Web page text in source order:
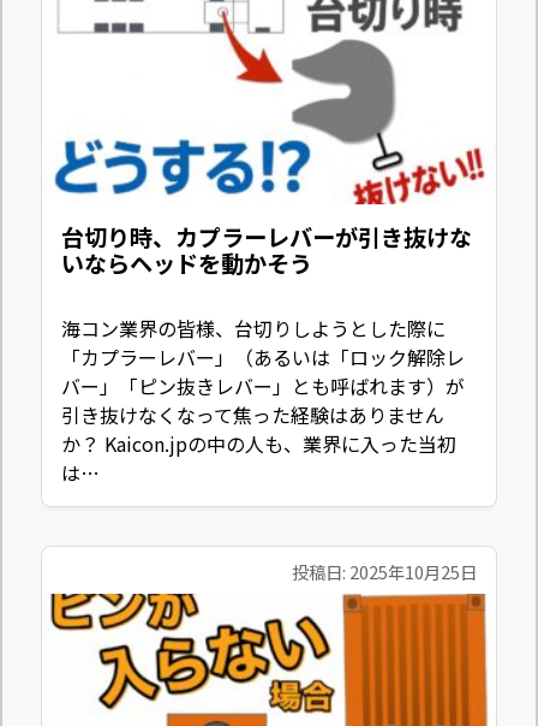
台切り時、カプラーレバーが引き抜けな
いならヘッドを動かそう
海コン業界の皆様、台切りしようとした際に
「カプラーレバー」（あるいは「ロック解除レ
バー」「ピン抜きレバー」とも呼ばれます）が
引き抜けなくなって焦った経験はありません
か？ Kaicon.jpの中の人も、業界に入った当初
は…
投稿日: 2025年10月25日